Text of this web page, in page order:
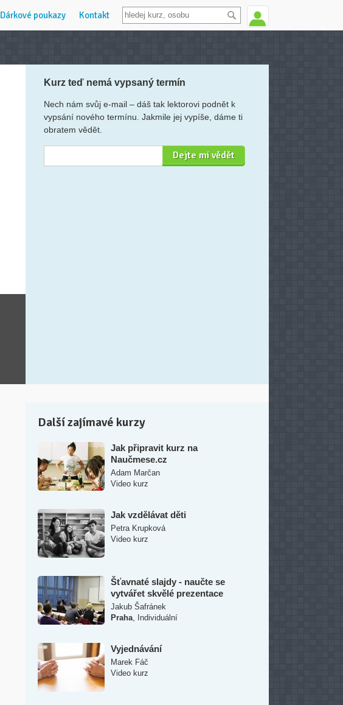
Dárkové poukazy Kontakt
Kurz teď nemá vypsaný termín
Nech nám svůj e-mail – dáš tak lektorovi podnět k
vypsání nového termínu. Jakmile jej vypíše, dáme ti
obratem vědět.
Další zajímavé kurzy
Jak připravit kurz na
Naučmese.cz
Adam Marčan
Video kurz
Jak vzdělávat děti
Petra Krupková
Video kurz
Šťavnaté slajdy - naučte se
vytvářet skvělé prezentace
Jakub Šafránek
Praha
Individuální
Vyjednávání
Marek Fáč
Video kurz